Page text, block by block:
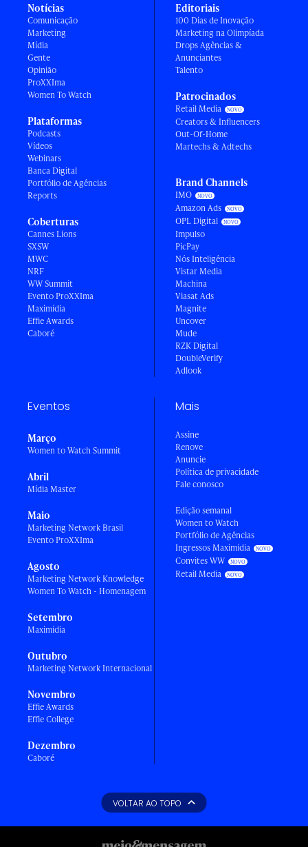
Notícias
Comunicação
Marketing
Mídia
Gente
Opinião
ProXXIma
Women To Watch
Plataformas
Podcasts
Vídeos
Webinars
Banca Digital
Portfólio de Agências
Reports
Coberturas
Cannes Lions
SXSW
MWC
NRF
WW Summit
Evento ProXXIma
Maximídia
Effie Awards
Caboré
Editoriais
100 Dias de Inovação
Marketing na Olimpíada
Drops Agências &
Anunciantes
Talento
Patrocinados
Retail Media
Creators & Influencers
Out-Of-Home
Martechs & Adtechs
Brand Channels
IMO
Amazon Ads
OPL Digital
Impulso
PicPay
Nós Inteligência
Vistar Media
Machina
Viasat Ads
Magnite
Uncover
Mude
RZK Digital
DoubleVerify
Adlook
Eventos
Março
Women to Watch Summit
Abril
Mídia Master
Maio
Marketing Network Brasil
Evento ProXXIma
Agosto
Marketing Network Knowledge
Women To Watch - Homenagem
Setembro
Maximídia
Outubro
Marketing Network Internacional
Novembro
Effie Awards
Effie College
Dezembro
Caboré
Mais
Assine
Renove
Anuncie
Política de privacidade
Fale conosco
Edição semanal
Women to Watch
Portfólio de Agências
Ingressos Maximídia
Convites WW
Retail Media
VOLTAR AO TOPO